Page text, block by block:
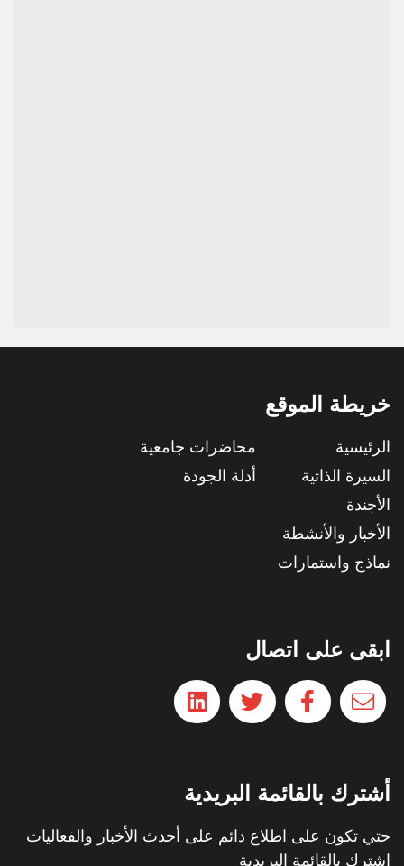
خريطة الموقع
الرئيسية
السيرة الذاتية
الأجندة
الأخبار والأنشطة
نماذج واستمارات
محاضرات جامعية
أدلة الجودة
ابقى على اتصال
أشترك بالقائمة البريدية
حتي تكون على اطلاع دائم على أحدث الأخبار والفعاليات
اشترك بالقائمة البريدية